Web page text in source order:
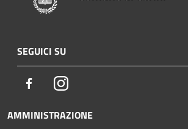
SEGUICI SU
FacebookInstagram
AMMINISTRAZIONE